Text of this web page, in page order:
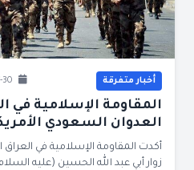
أخبار متفرقة
المقاومة الإسلامية في
العدوان السعودي
أكدت المقاومة الإسلامية في
زوار أبي عبد الله الحسين (عليه